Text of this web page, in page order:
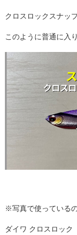
クロスロックスナッ
このように普通に入
※写真で使っている
ダイワ クロスロック